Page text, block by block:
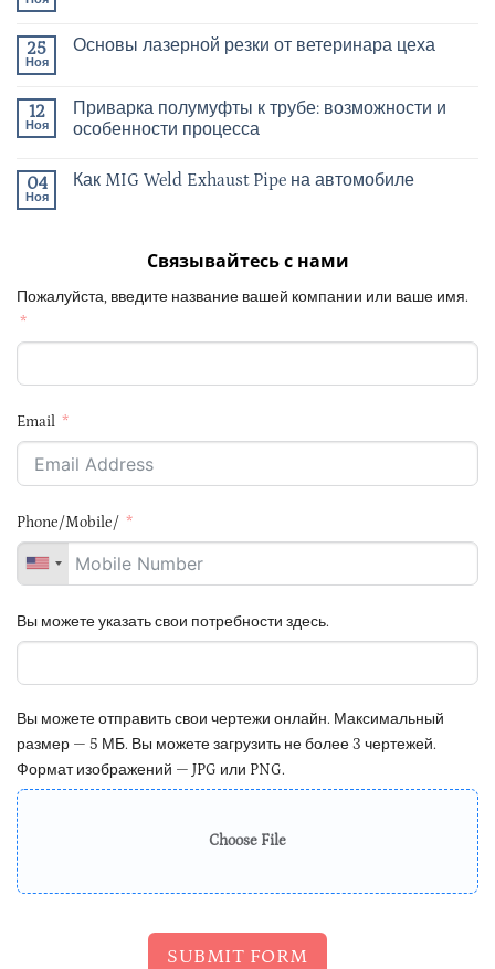
25
Ноя
Основы лазерной резки от ветеринара цеха
12
Ноя
Приварка полумуфты к трубе: возможности и
особенности процесса
04
Ноя
Как MIG Weld Exhaust Pipe на автомобиле
Связывайтесь с нами
Пожалуйста, введите название вашей компании или ваше имя.
Email
Phone/Mobile/
Вы можете указать свои потребности здесь.
Вы можете отправить свои чертежи онлайн. Максимальный
размер — 5 МБ. Вы можете загрузить не более 3 чертежей.
Формат изображений — JPG или PNG.
Choose File
SUBMIT FORM